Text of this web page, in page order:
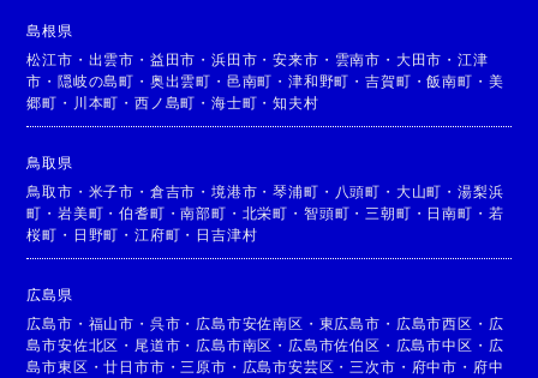
島根県
松江市 ・ 出雲市 ・ 益田市 ・浜田市 ・安来市 ・ 雲南市 ・ 大田市 ・ 江津
市 ・隠岐の島町 ・ 奥出雲町 ・ 邑南町 ・津和野町 ・吉賀町 ・飯南町 ・ 美
郷町 ・ 川本町 ・西ノ島町 ・海士町 ・知夫村
鳥取県
鳥取市 ・ 米子市 ・ 倉吉市 ・境港市 ・琴浦町 ・ 八頭町 ・ 大山町 ・ 湯梨浜
町 ・岩美町 ・伯耆町 ・南部町 ・ 北栄町 ・ 智頭町 ・ 三朝町 ・ 日南町 ・ 若
桜町 ・ 日野町 ・江府町 ・ 日吉津村
広島県
広島市 ・ 福山市 ・ 呉市 ・ 広島市安佐南区 ・ 東広島市 ・ 広島市西区 ・ 広
島市安佐北区 ・ 尾道市 ・ 広島市南区 ・ 広島市佐伯区 ・ 広島市中区 ・ 広
島市東区 ・廿日市市 ・ 三原市 ・ 広島市安芸区 ・ 三次市 ・ 府中市 ・ 府中